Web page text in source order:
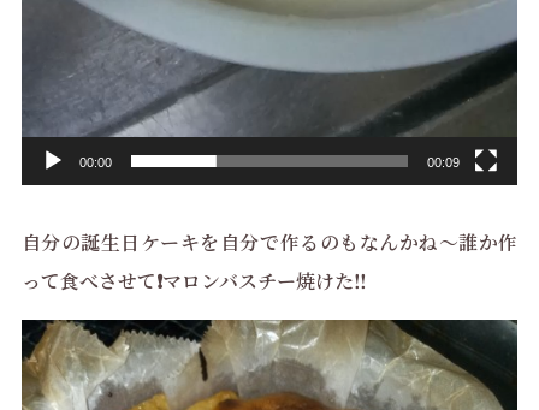
00:00 00:09
自分の誕生日ケーキを自分で作るのもなんかね～誰か作
って食べさせて❗マロンバスチー焼けた‼️